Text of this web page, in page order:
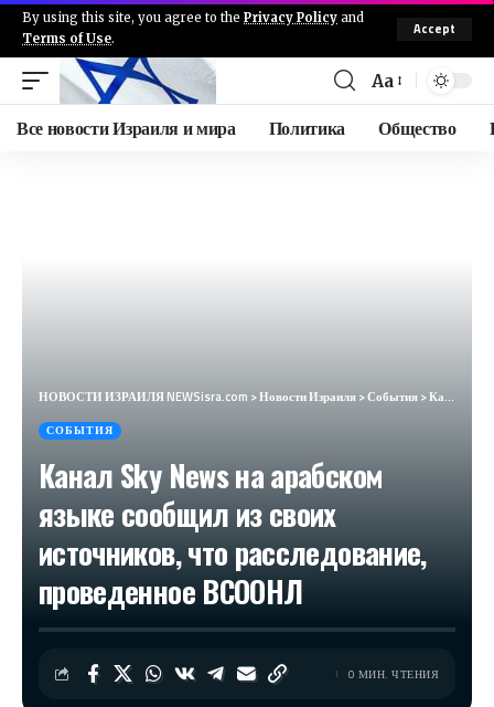
By using this site, you agree to the Privacy Policy and
Terms of Use.
Accept
Aa
Все новости Израиля и мира Политика Общество
НОВОСТИ ИЗРАИЛЯ NEWSisra.com >Новости Израиля>События>Канал Sky News на арабском языке сообщил из своих источников, что расследование, проведенное ВСООНЛ
СОБЫТИЯ
Канал Sky News на арабском
языке сообщил из своих
источников, что расследование,
проведенное ВСООНЛ
0 МИН. ЧТЕНИЯ